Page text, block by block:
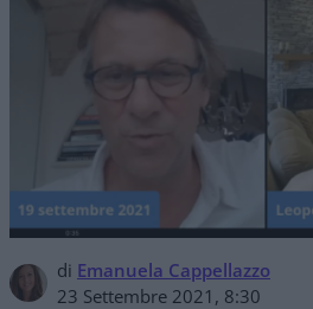
di Emanuela Cappellazzo
23 Settembre 2021, 8:30